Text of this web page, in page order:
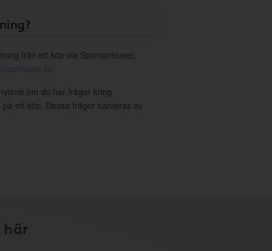
från ett köp via Sponsorhuset,
om du har frågor kring
ett köp. Dessa frågor hanteras av